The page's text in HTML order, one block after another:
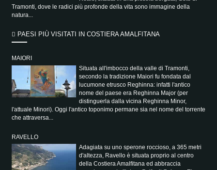
Tramonti, dove le radici più profonde della vita sono immagine della
natura...
PAESI PIÙ VISITATI IN COSTIERA AMALFITANA
MAIORI
Situata all'imbocco della valle di Tramonti,
secondo la tradizione Maiori fu fondata dal
lucumone etrusco Reghinna: infatti l'antico
nome del paese era Reghinna Major (per
distinguerla dalla vicina Reghinna Minor,
l'attuale Minori). Oggi l'antico toponimo permane sia nel nome del torrente
che attraversa...
RAVELLO
Adagiata su uno sperone roccioso, a 365 metri
d'altezza, Ravello è situata proprio al centro
della Costiera Amalfitana ed abbraccia